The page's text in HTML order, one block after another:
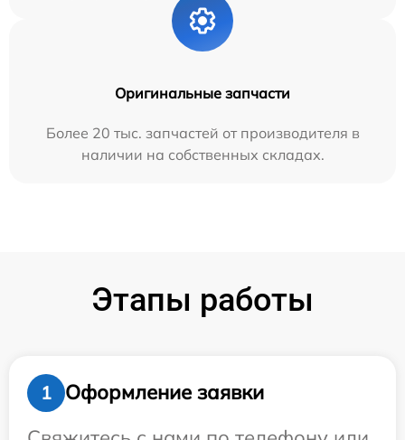
Оригинальные запчасти
Более 20 тыс. запчастей от производителя в
наличии на собственных складах.
Этапы работы
1
Оформление заявки